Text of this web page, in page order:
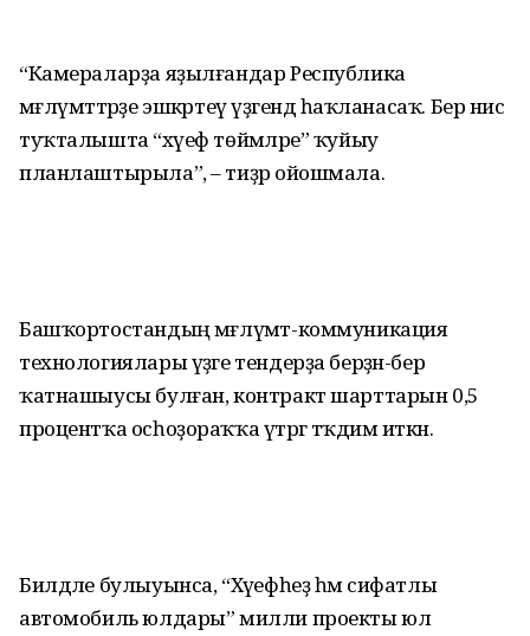
“Камераларҙа яҙылғандар Республика
мәғлүмәттәрҙе эшкәртеү үҙәгендә һаҡланасаҡ. Бер нисә
туҡталышта “хәүеф төймәләре” ҡуйыу
планлаштырыла”, – тиҙәр ойошмала.
Башҡортостандың мәғлүмәт-коммуникация
технологиялары үҙәге тендерҙа берҙән-бер
ҡатнашыусы булған, контракт шарттарын 0,5
процентҡа осһоҙораҡҡа үтәргә тәҡдим иткән.
Билдәле булыуынса, “Хәүефһеҙ һәм сифатлы
автомобиль юлдары” милли проекты юл